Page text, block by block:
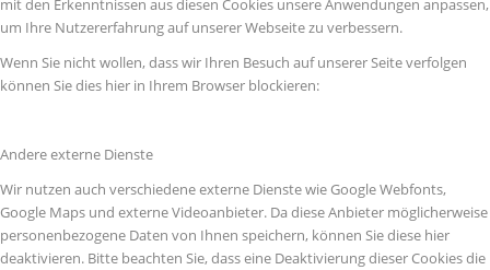
mit den Erkenntnissen aus diesen Cookies unsere Anwendungen anpassen,
um Ihre Nutzererfahrung auf unserer Webseite zu verbessern.
Wenn Sie nicht wollen, dass wir Ihren Besuch auf unserer Seite verfolgen
können Sie dies hier in Ihrem Browser blockieren:
Andere externe Dienste
Wir nutzen auch verschiedene externe Dienste wie Google Webfonts,
Google Maps und externe Videoanbieter. Da diese Anbieter möglicherweise
personenbezogene Daten von Ihnen speichern, können Sie diese hier
deaktivieren. Bitte beachten Sie, dass eine Deaktivierung dieser Cookies die